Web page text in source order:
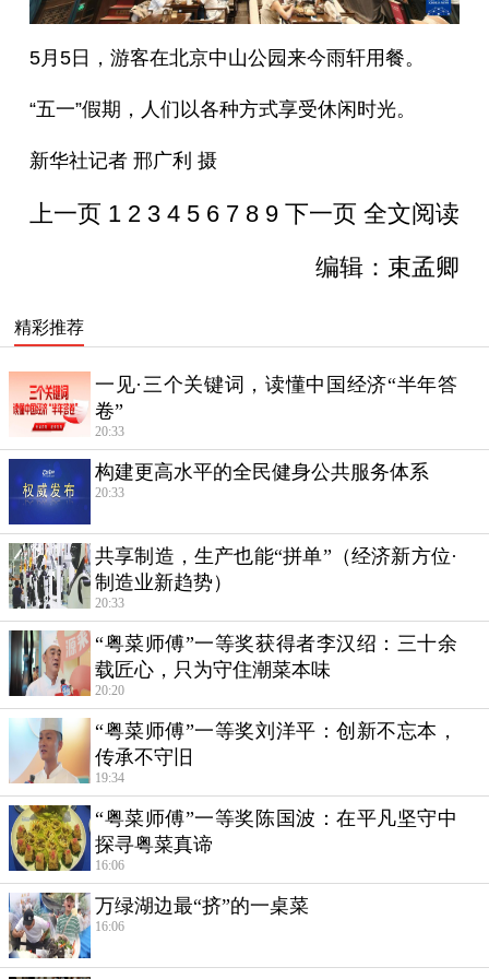
5月5日，游客在北京中山公园来今雨轩用餐。
“五一”假期，人们以各种方式享受休闲时光。
新华社记者 邢广利 摄
上一页 1 2 3 4 5 6 7 8 9 下一页 全文阅读
编辑：束孟卿
精彩推荐